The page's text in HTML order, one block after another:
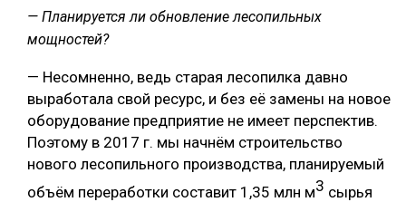
— Планируется ли обновление лесопильных
мощностей?
— Несомненно, ведь старая лесопилка давно
выработала свой ресурс, и без её замены на новое
оборудование предприятие не имеет перспектив.
Поэтому в 2017 г. мы начнём строительство
нового лесопильного производства, планируемый
объём переработки составит 1,35 млн м3 сырья